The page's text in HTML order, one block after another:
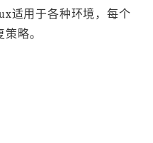
适用于各种环境，每个
略。